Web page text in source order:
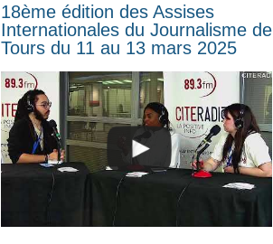
18ème édition des Assises
Internationales du Journalisme de
Tours du 11 au 13 mars 2025